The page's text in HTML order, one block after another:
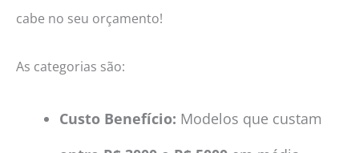
cabe no seu orçamento!
As categorias são:
Custo Benefício: Modelos que custam